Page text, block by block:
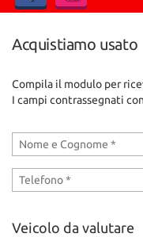
ASSISTENZA
CONTATTI
Acquistiamo usato
Compila il modulo per
I campi contrassegnati
Veicolo da valutare
Il
pannello
ti
di
esprimere
tue
preferenze
consenso
alle
di